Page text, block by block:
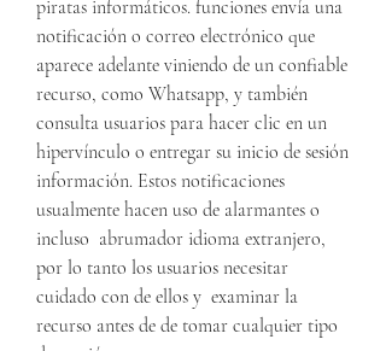
piratas informáticos. funciones envía una
notificación o correo electrónico que
aparece adelante viniendo de un confiable
recurso, como Whatsapp, y también
consulta usuarios para hacer clic en un
hipervínculo o entregar su inicio de sesión
información. Estos notificaciones
usualmente hacen uso de alarmantes o
incluso  abrumador idioma extranjero,
por lo tanto los usuarios necesitar
cuidado con de ellos y  examinar la
recurso antes de de tomar cualquier tipo